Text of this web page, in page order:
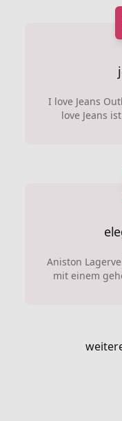
I love Jeans
love Jeans
Aniston
mit einem